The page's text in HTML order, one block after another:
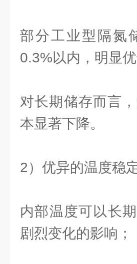
部分工业型隔氮
0.3%以内，明显
对长期储存而言
本显著下降。
2）优异的温度稳
内部温度可以长
剧烈变化的影响；